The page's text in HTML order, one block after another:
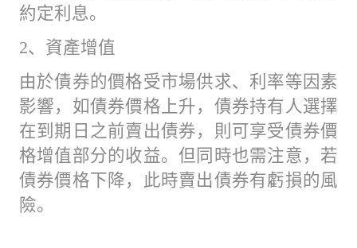
約定利息。
2、資產增值
由於債券的價格受市場供求、利率等因素
影響，如債券價格上升，債券持有人選擇
在到期日之前賣出債券，則可享受債券價
格增值部分的收益。但同時也需注意，若
債券價格下降，此時賣出債券有虧損的風
險。